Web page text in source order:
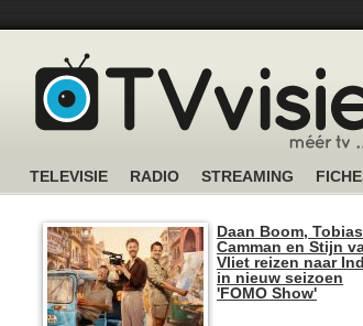
TELEVISIE RADIO STREAMING
Daan Boom, Tobias
Camman en Stijn
Vliet reizen naar
in nieuw seizoen
'FOMO Show'